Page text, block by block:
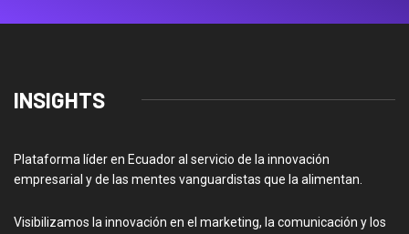
INSIGHTS
Plataforma líder en Ecuador al servicio de la innovación
empresarial y de las mentes vanguardistas que la alimentan.
Visibilizamos la innovación en el marketing, la comunicación y los